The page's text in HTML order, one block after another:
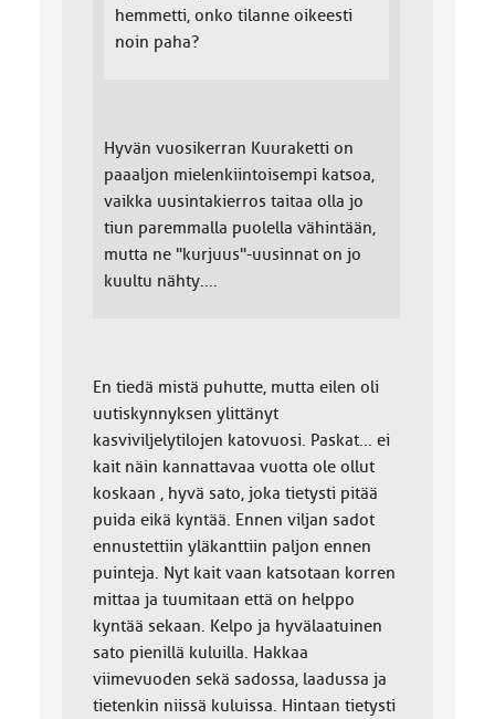
hemmetti, onko tilanne oikeesti
noin paha?
Hyvän vuosikerran Kuuraketti on
paaaljon mielenkiintoisempi katsoa,
vaikka uusintakierros taitaa olla jo
tiun paremmalla puolella vähintään,
mutta ne "kurjuus"-uusinnat on jo
kuultu nähty....
En tiedä mistä puhutte, mutta eilen oli
uutiskynnyksen ylittänyt
kasviviljelytilojen katovuosi. Paskat... ei
kait näin kannattavaa vuotta ole ollut
koskaan , hyvä sato, joka tietysti pitää
puida eikä kyntää. Ennen viljan sadot
ennustettiin yläkanttiin paljon ennen
puinteja. Nyt kait vaan katsotaan korren
mittaa ja tuumitaan että on helppo
kyntää sekaan. Kelpo ja hyvälaatuinen
sato pienillä kuluilla. Hakkaa
viimevuoden sekä sadossa, laadussa ja
tietenkin niissä kuluissa. Hintaan tietysti